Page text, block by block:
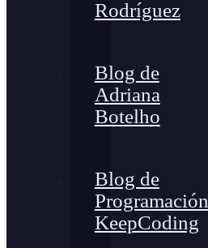
Rodríguez
Blog de
Adriana
Botelho
Blog de
Programación
KeepCoding